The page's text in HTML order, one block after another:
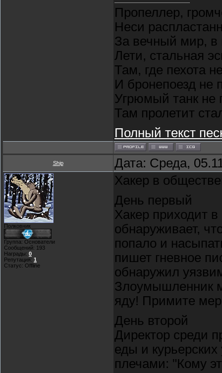
Пропеллер,
Неси
За вечный мир, в
Лети, стальная
Там, где пехота
И бронепоезд не
Угрюмый танк не
Там пролетит
Полный текст
Ship Дата: Среда,
Полковник
Группа: Основатели
Сообщений: 193
Награды: 0
Репутация: 1
Статус: Offline
Хакер в
День первый
Хакер приходит
обнаруживает,
попало и
пишет гневное
обнаружил
Злоумышленник
яду! Примите
День второй
Директор среди
еды и
плечами: "Кому